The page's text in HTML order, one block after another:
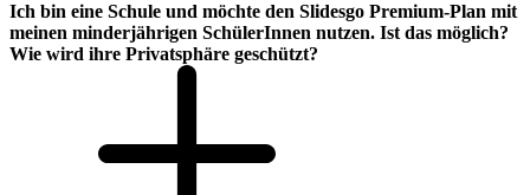
Ich bin eine Schule und möchte den Slidesgo Premium-Plan mit
meinen minderjährigen SchülerInnen nutzen. Ist das möglich?
Wie wird ihre Privatsphäre geschützt?